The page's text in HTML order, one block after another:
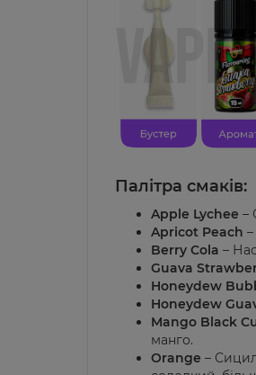
Палітра смаків:
Apple Lychee –
Apricot Peach
Berry Cola –
Guava
Honeydew
Honeydew
Mango Black
манго.
Orange –